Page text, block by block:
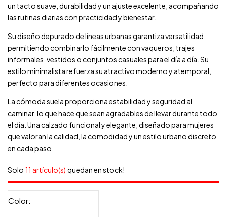
un tacto suave, durabilidad y un ajuste excelente, acompañando
las rutinas diarias con practicidad y bienestar.
Su diseño depurado de líneas urbanas garantiza versatilidad,
permitiendo combinarlo fácilmente con vaqueros, trajes
informales, vestidos o conjuntos casuales para el día a día. Su
estilo minimalista refuerza su atractivo moderno y atemporal,
perfecto para diferentes ocasiones.
La cómoda suela proporciona estabilidad y seguridad al
caminar, lo que hace que sean agradables de llevar durante todo
el día. Una calzado funcional y elegante, diseñado para mujeres
que valoran la calidad, la comodidad y un estilo urbano discreto
en cada paso.
Solo 11 artículo(s) quedan en stock!
Color